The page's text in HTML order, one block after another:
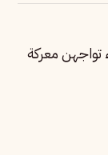
تواجهن معركة